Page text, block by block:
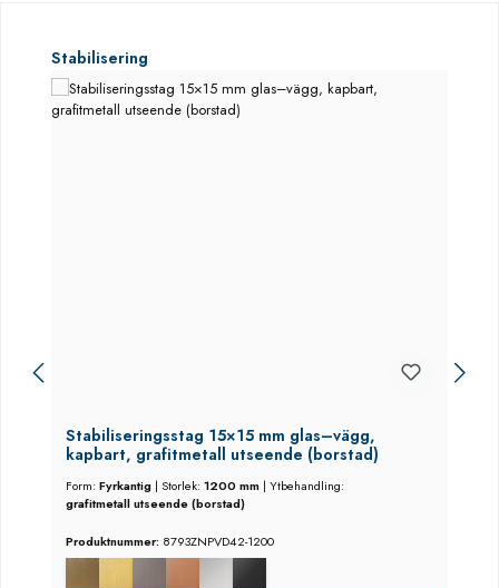
Hoppa över produktgalleri
Stabilisering
Stabiliseringsstag 15×15 mm glas–vägg,
kapbart, grafitmetall utseende (borstad)
Form:Fyrkantig | Storlek:1200 mm | Ytbehandling:
grafitmetall utseende (borstad)
Produktnummer: 8793ZNPVD42-1200